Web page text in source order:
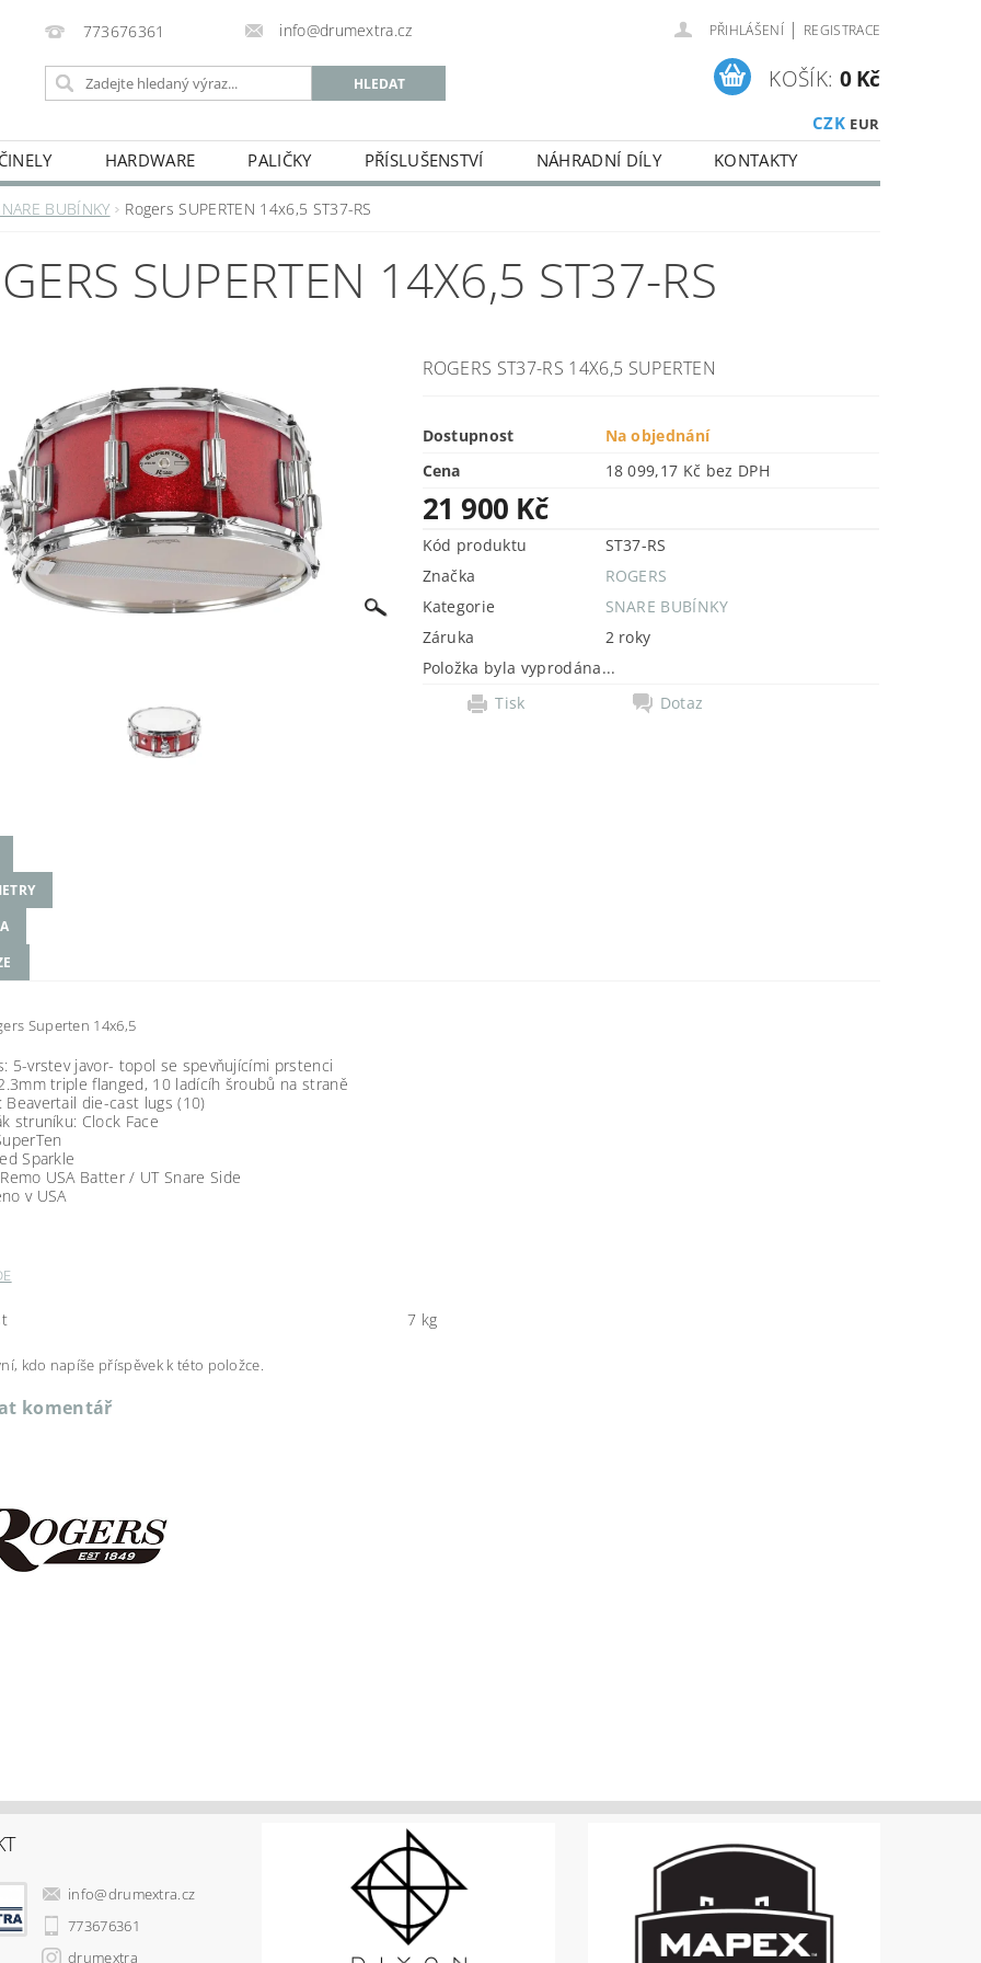
773676361 info@drumextra.cz PŘIHLÁŠENÍ | REGISTRACE
CZK EUR
KOŠÍK: 0 Kč
ČINELY HARDWARE PALIČKY PŘÍSLUŠENSTVÍ NÁHRADNÍ DÍLY KONTAKTY
BUBÍNKY Rogers SUPERTEN 14x6,5 ST37-RS
SUPERTEN 14X6,5 ST37-RS
ROGERS ST37-RS 14X6,5 SUPERTEN
Dostupnost
Na objednání
Cena
18 099,17 Kč bez DPH
21 900 Kč
Kód produktu
ST37-RS
Značka
ROGERS
Kategorie
SNARE BUBÍNKY
Záruka
2 roky
Položka byla vyprodána...
Tisk
Dotaz
Superten 14x6,5
5-vrstev javor- topol se spevňujícími prstenci
triple flanged, 10 ladícíh šroubů na straně
Beavertail die-cast lugs (10)
struníku: Clock Face
Sparkle
USA Batter / UT Snare Side
v USA
7 kg
kdo napíše příspěvek k této položce.
komentář
info@drumextra.cz
773676361
drumextra